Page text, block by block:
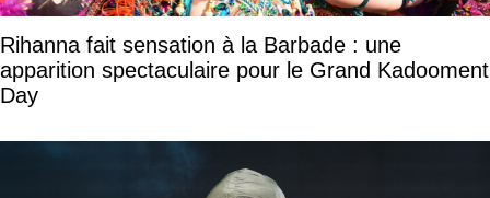
Rihanna fait sensation à la Barbade : une
apparition spectaculaire pour le Grand Kadooment
Day